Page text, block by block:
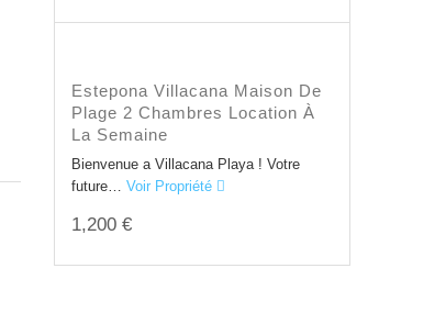
Estepona Villacana Maison De
Plage 2 Chambres Location À
La Semaine
Bienvenue a Villacana Playa ! Votre
future… Voir Propriété
1,200 €